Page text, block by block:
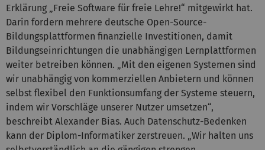
Erklärung „Freie Software für freie Lehre!“ mitgewirkt hat.
Darin fordern mehrere deutsche Open-Source-
Bildungsplattformen finanzielle Investitionen, damit
Bildungseinrichtungen die unabhängigen Lernplattformen
weiter betreiben können. „Mit den eigenen Systemen sind
wir unabhängig von kommerziellen Anbietern und können
selbst flexibel den Funktionsumfang der Systeme steuern,
indem wir Vorschläge unserer Nutzer umsetzen“,
beschreibt Alexander Bias. Auch Datenschutz-Bedenken
kann der Diplom-Informatiker zerstreuen. „Wir halten uns